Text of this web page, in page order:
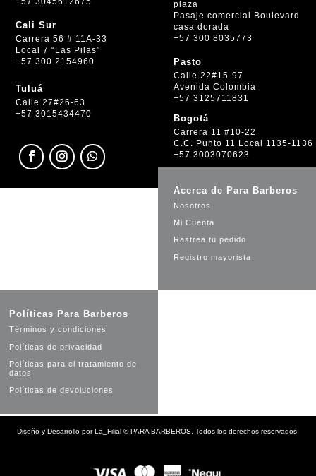
Cali Sur
Carrera 56 # 11A-33
Local 7 “Las Pilas”
+57 300 2154960
Tuluá
Calle 27#26-63
+57 3015434470
plaza
Pasaje comercial Boulevard
casa dorada
+57 300 8035773
Pasto
Calle 22#15-97
Avenida Colombia
+57 3125711831
Bogotá
Carrera 11 #10-22
C.C. Punto 11 Local 1135-1136
+57 3003070623
Acerca de Para Barberos
Nosotros
Mi Cuenta
Rastrea tu pedido
Registro mayorista
Políticas Para Barberos
Términos y condiciones
Políticas de privacidad
Políticas para el tratamiento de
datos
Políticas de devoluciones
Diseño y Desarrollo porLa_Filial ©PARA BARBEROS. Todos los derechos reservados.